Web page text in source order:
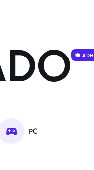
PC